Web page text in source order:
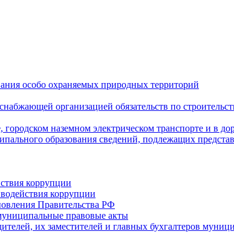
особо охраняемых природных территорий
организацией обязательств по
наземном электрическом транспорте и в
образования сведений, подлежащих
коррупции
коррупции
Правительства РФ
правовые акты
их заместителей и главных бухгалтеров